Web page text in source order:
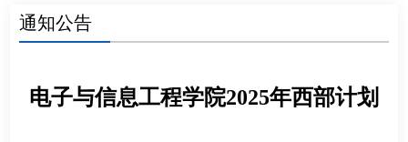
通知公告
电子与信息工程学院2025年西部计划